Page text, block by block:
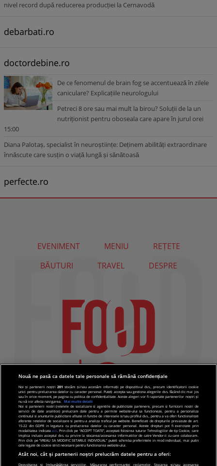
nivel record după reducerea producției la Cernavodă
debarbati.ro
doctordebine.ro
De ce fenomenul de brain fog se accentuează în zilele
caniculare? Explicațiile neurologului
Petreci 8 ore sau mai mult la birou? Soluții de la un
nutriționist pentru oboseala care apare în jurul orei
15:00
Diana Palotaș, specialist în neuroștiințe: Deținem abilități extraordinare
înnăscute care susțin o viață lungă și sănătoasă
perfecte.ro
EVENIMENT MENIU
REȚETE
BĂUTURI
TRAVEL DESPRE
Nouă ne pasă ca datele tale personale să rămână confidențiale
Noi și partenerii noștri201 stocăm și/sau accesăm informații pe dispozitivul dvs., precum identificatorii cookie
unici pentru prelucrarea datelor cu caracter personal. Puteți accepta sau gestiona alegerile dvs. făcând clic mai jos
sau în orice moment, pe pagina cu politica de confidențialitate. Aceste alegeri vor fi raportate partenerilor noștri și
nu vă vor afecta navigarea.
Mai multe detalii
Noi si partenerii nostri (retelele de socializare si agentiile de publicitate partenere, precum si furnizorii nostri de
servicii de date analitice) prelucram date pentru a permite website-ului sa functioneze, pentru a personaliza
continutul si anunturile publicitare afisate in functie de interesele si/sau profilul dvs., pentru a va oferi functionalitati
aferente retelelor de socializare si pentru a analiza traficul pe website. Beneficiati de drepturile prevazute de art.
15-22 din GDPR in legatura cu prelucrarea datelor cu caracter personal. Aceste drepturi pot fi exercitate prin
modalitatea indicata aici. Prin click pe “ACCEPT TOATE”, acceptati folosirea tuturor Tehnologiilor de tip Cookie, care
implica inclusiv acceptul dvs. cu privire la stocarea/accesarea informatiilor de catre Vendor-ii cu care colaboram.
Prin click pe “VREAU SA MODIFIC SETARILE INDIVIDUAL” puteti schimba preferintele in mod individual, mai putin
cele legate de cookie strict necesare pentru functionarea website-ului.
Atât noi, cât și partenerii noștri prelucrăm datele pentru a oferi:
Dezvoltarea și îmbunătățirea serviciilor. Măsurarea performanței reclamelor. Stocarea și/sau accesarea